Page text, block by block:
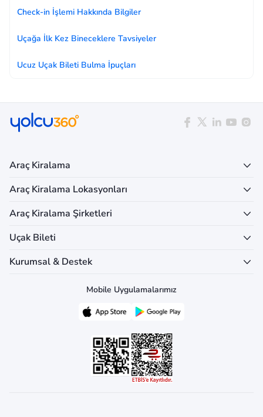
Check-in İşlemi Hakkında Bilgiler
Uçağa İlk Kez Bineceklere Tavsiyeler
Ucuz Uçak Bileti Bulma İpuçları
Araç Kiralama
Araç Kiralama Lokasyonları
Araç Kiralama Şirketleri
Uçak Bileti
Kurumsal & Destek
Mobile Uygulamalarımız